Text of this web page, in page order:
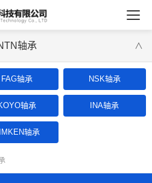
轴承 ∨
FAG轴承 NSK轴承
轴承 INA轴承
轴承